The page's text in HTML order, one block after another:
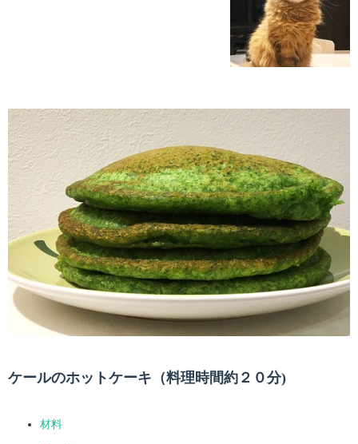
ケールのホットケーキ（料理時間約２０分)
材料